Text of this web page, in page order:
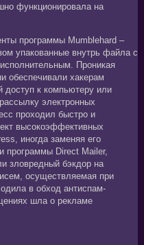
функционировала на
программы Mumblehard –
упакованные внутрь файла с
Проникая
обеспечивали хакерам
доступ к компьютеру или
электронных
проходил быстро и
высокоэффективных
иногда заменяя его
программы Direct Mailer,
зловредный бэкдор на
осуществляемая при
в обход антиспам-
шла о рекламе